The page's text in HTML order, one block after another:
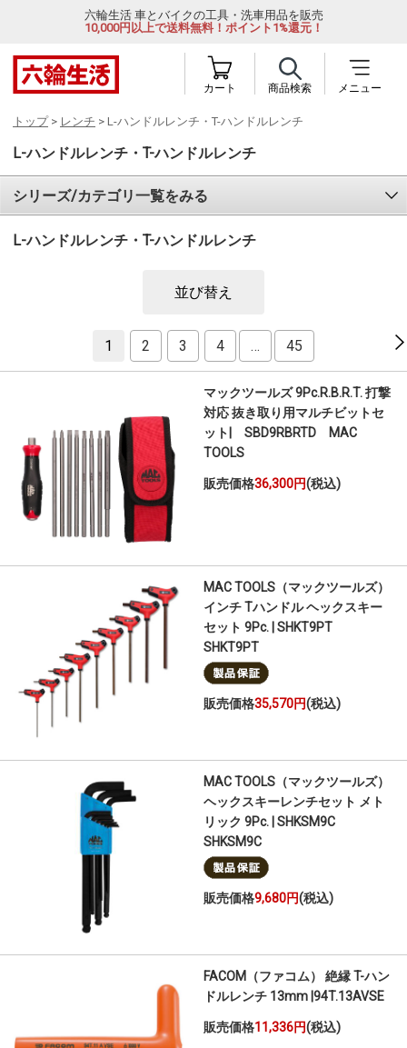
六輪生活 車とバイクの工具・洗車用品を販売
10,000円以上で送料無料！ポイント1%還元！
カート 商品検索 メニュー
トップ> レンチ > L-ハンドルレンチ・T-ハンドルレンチ
L-ハンドルレンチ・T-ハンドルレンチ
シリーズ/カテゴリ一覧をみる
L-ハンドルレンチ・T-ハンドルレンチ
並び替え
1 2 3 4 … 45
マックツールズ 9Pc.R.B.R.T. 打撃
対応 抜き取り用マルチビットセ
ット| SBD9RBRTD MAC
TOOLS
販売価格36,300円(税込)
MAC TOOLS（マックツールズ）
インチ Tハンドル ヘックスキー
セット 9Pc. | SHKT9PT
SHKT9PT
販売価格35,570円(税込)
MAC TOOLS（マックツールズ）
ヘックスキーレンチセット メト
リック 9Pc. | SHKSM9C
SHKSM9C
販売価格9,680円(税込)
FACOM（ファコム） 絶縁 T-ハン
ドルレンチ 13mm |94T.13AVSE
販売価格11,336円(税込)